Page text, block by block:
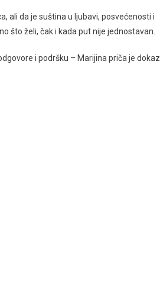
ali da je suština u ljubavi, posvećenosti i
što želi, čak i kada put nije jednostavan.
i podršku – Marijina priča je dokaz